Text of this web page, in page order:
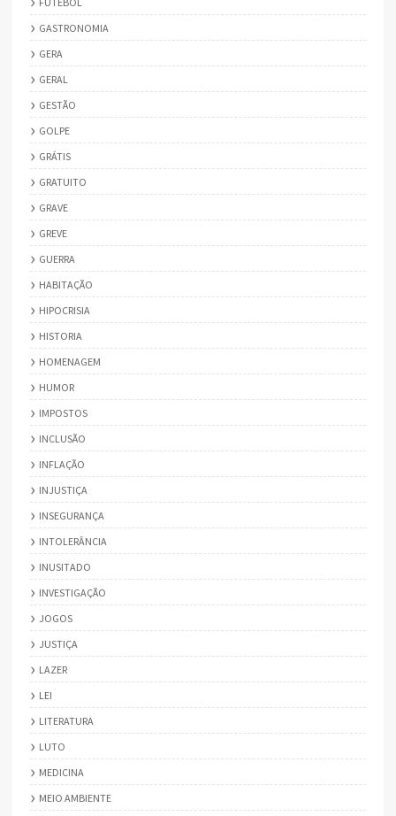
GASTRONOMIA
GERA
GERAL
GESTÃO
GOLPE
GRÁTIS
GRATUITO
GRAVE
GREVE
GUERRA
HABITAÇÃO
HIPOCRISIA
HISTORIA
HOMENAGEM
HUMOR
IMPOSTOS
INCLUSÃO
INFLAÇÃO
INJUSTIÇA
INSEGURANÇA
INTOLERÂNCIA
INUSITADO
INVESTIGAÇÃO
JOGOS
JUSTIÇA
LAZER
LEI
LITERATURA
LUTO
MEDICINA
MEIO AMBIENTE